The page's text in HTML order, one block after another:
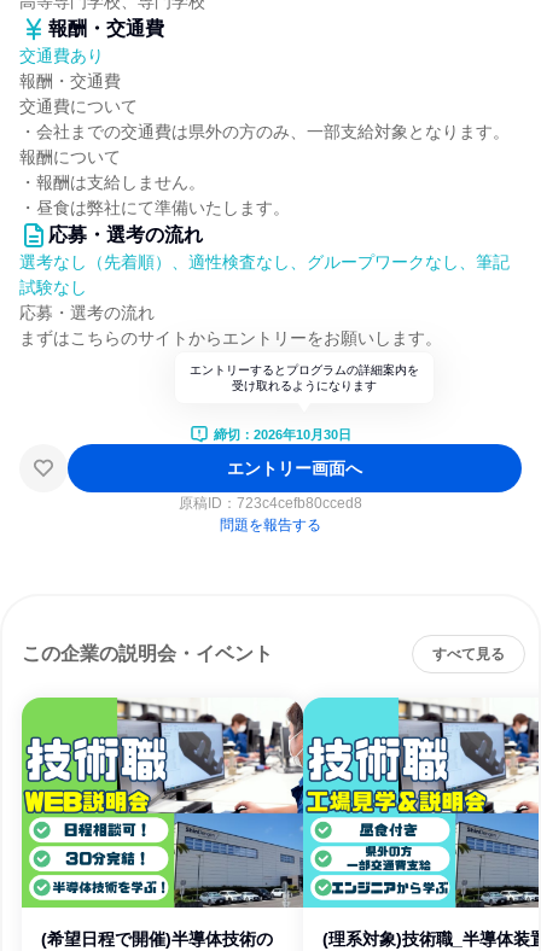
報酬・交通費
交通費あり
報酬・交通費
交通費について
・会社までの交通費は県外の方のみ、一部支給対象となります。
報酬について
・報酬は支給しません。
・昼食は弊社にて準備いたします。
応募・選考の流れ
選考なし（先着順）、適性検査なし、グループワークなし、筆記
試験なし
応募・選考の流れ
まずはこちらのサイトからエントリーをお願いします。
エントリーするとプログラムの詳細案内を
受け取れるようになります
締切：2026年10月30日
エントリー画面へ
原稿ID： 723c4cefb80cced8
問題を報告する
この企業の説明会・イベント すべて見る
(希望日程で開催)半導体技術の
(理系対象)技術職_半導体装